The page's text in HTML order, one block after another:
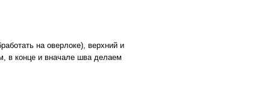
на оверлоке), верхний и
в конце и вначале шва делаем